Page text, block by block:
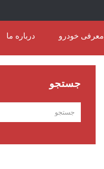
معرفی خودرو درباره ما
جستجو